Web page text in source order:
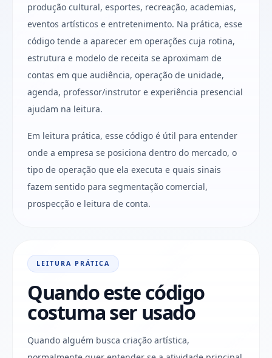
produção cultural, esportes, recreação, academias,
eventos artísticos e entretenimento. Na prática, esse
código tende a aparecer em operações cuja rotina,
estrutura e modelo de receita se aproximam de
contas em que audiência, operação de unidade,
agenda, professor/instrutor e experiência presencial
ajudam na leitura.
Em leitura prática, esse código é útil para entender
onde a empresa se posiciona dentro do mercado, o
tipo de operação que ela executa e quais sinais
fazem sentido para segmentação comercial,
prospecção e leitura de conta.
LEITURA PRÁTICA
Quando este código
costuma ser usado
Quando alguém busca criação artística,